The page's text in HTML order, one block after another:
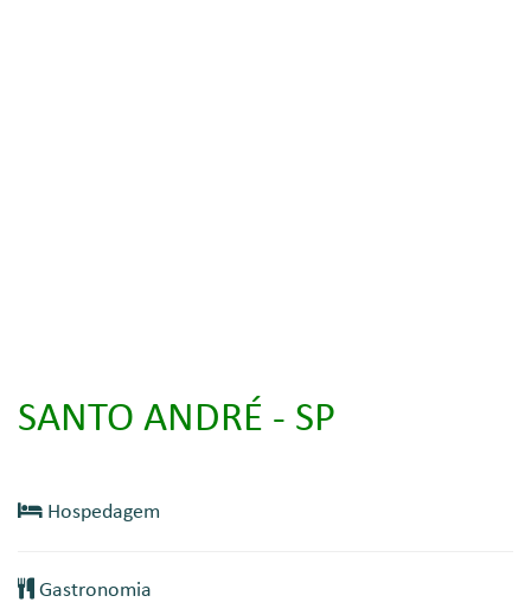
SANTO ANDRÉ - SP
Hospedagem
Gastronomia